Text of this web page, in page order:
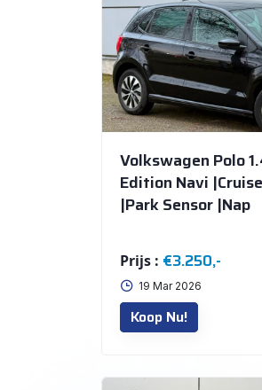
Volkswagen Polo
Edition Navi
|Park Sensor |Nap
Prijs : €3.250,-
19 Mar 2026
Koop Nu!